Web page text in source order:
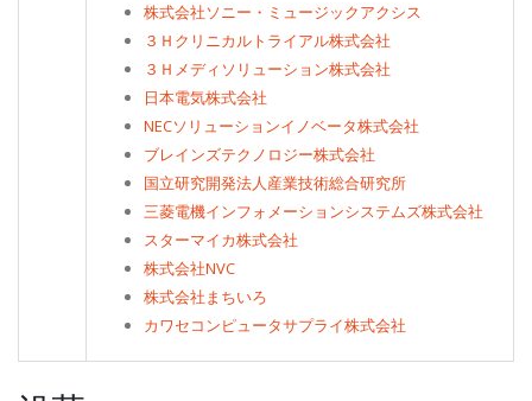
株式会社ソニー・ミュージックアクシス
３Ｈクリニカルトライアル株式会社
３Ｈメディソリューション株式会社
日本電気株式会社
NECソリューションイノベータ株式会社
ブレインズテクノロジー株式会社
国立研究開発法人産業技術総合研究所
三菱電機インフォメーションシステムズ株式会社
スターマイカ株式会社
株式会社NVC
株式会社まちいろ
カワセコンピュータサプライ株式会社